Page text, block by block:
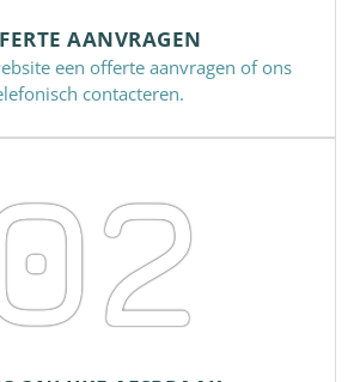
AANVRAGEN
een offerte aanvragen of ons
contacteren.